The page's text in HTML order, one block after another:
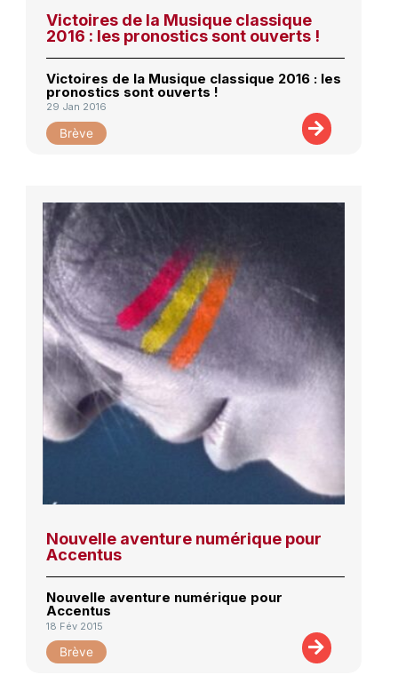
Victoires de la Musique classique
2016 : les pronostics sont ouverts !
Victoires de la Musique classique 2016 : les
pronostics sont ouverts !
29 Jan 2016
Brève
Nouvelle aventure numérique pour
Accentus
Nouvelle aventure numérique pour
Accentus
18 Fév 2015
Brève